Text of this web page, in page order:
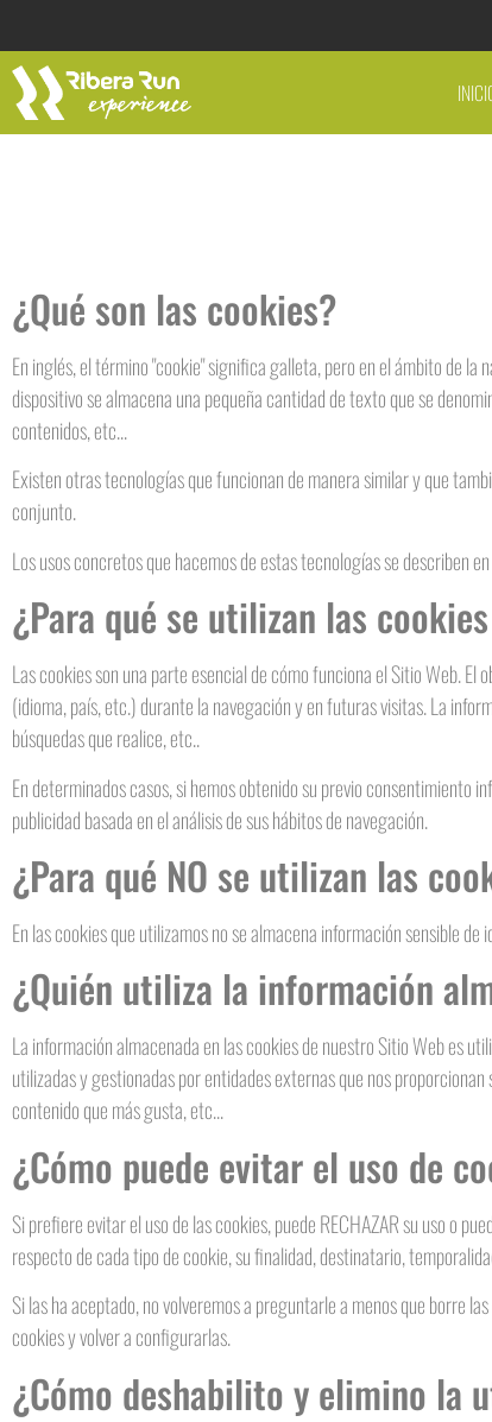
¿Qué son las cookies?
En inglés, el término "cookie" significa galleta, pero en el ámbito de
dispositivo se almacena una pequeña cantidad de texto que se
contenidos, etc...
Existen otras tecnologías que funcionan de manera similar y que
conjunto.
Los usos concretos que hacemos de estas tecnologías se describen
¿Para qué se utilizan las
Las cookies son una parte esencial de cómo funciona el Sitio Web.
(idioma, país, etc.) durante la navegación y en futuras visitas. La
búsquedas que realice, etc..
En determinados casos, si hemos obtenido su previo
publicidad basada en el análisis de sus hábitos de navegación.
¿Para qué NO se utilizan las
En las cookies que utilizamos no se almacena información sensible
¿Quién utiliza la información
La información almacenada en las cookies de nuestro Sitio Web es
utilizadas y gestionadas por entidades externas que nos
contenido que más gusta, etc...
¿Cómo puede evitar el uso de
Si prefiere evitar el uso de las cookies, puede RECHAZAR su uso o
respecto de cada tipo de cookie, su finalidad, destinatario,
Si las ha aceptado, no volveremos a preguntarle a menos que borre
cookies y volver a configurarlas.
¿Cómo deshabilito y elimino la